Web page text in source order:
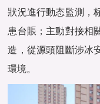
狀況進行動态監測，
患台賬；主動對接相
造，從源頭阻斷涉冰
環境。